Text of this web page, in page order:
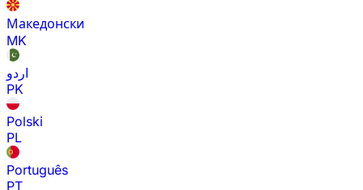
Македонски
MK
اردو
PK
Polski
PL
Português
PT